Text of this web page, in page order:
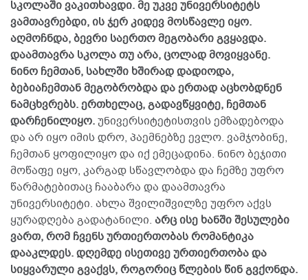
სკოლაში ვაკითხავდი. მე უკვე უნივერსიტეტს
ვამთავრებდი, ის ჯერ კიდევ მოსწავლე იყო.
აღმოჩნდა, ბევრი საერთო მეგობარი გვყავდა.
დაამთავრა სკოლა თუ არა, ცოლად მოვიყვანე.
ნინო ჩემთან, სახლში ხშირად დადიოდა,
ბებიაჩემთან მეგობრობდა და ერთად აცხობდნენ
ნამცხვრებს. ერთხელაც, გადავწყვიტე, ჩემთან
დარჩენილიყო.უნივერსიტეტისთვის ემზადებოდა
და არ იყო იმის დრო, პაემნებზე ევლო. ვამჯობინე,
ჩემთან ყოფილიყო და იქ ემეცადინა. ნინო ბეჯითი
მოწაფე იყო, კარგად სწავლობდა და ჩემზე უფრო
წარმატებითაც ჩააბარა და დაამთავრა
უნივერსიტეტი. ახლა შვილიშვილზე უფრო აქვს
ყურადღება გადატანილი. არც ისე ხანში შესულები
ვართ, რომ ჩვენს ურთიერთობას რომანტიკა
დააკლდეს. დღემდე ისეთივე ურთიერთობა და
სიყვარული გვაქვს, როგორიც წლების წინ გვქონდა.